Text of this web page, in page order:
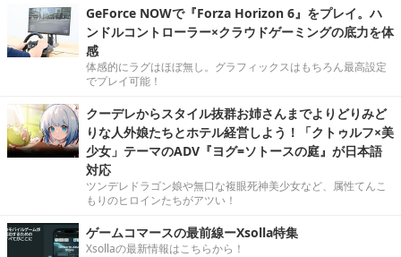
GeForce NOWで『Forza Horizon 6』をプレイ。ハ
ンドルコントローラー×クラウドゲーミングの底力を体
感
体感的にラグはほぼ無し。グラフィックスはもちろん最高設定
でプレイ可能！
クーデレからスタイル抜群お姉さんまでよりどりみど
りな人外娘たちとホテル経営しよう！「クトゥルフ×美
少女」テーマのADV『ヨグ=ソトースの庭』が日本語
対応
ツンデレドラゴン娘や無口な複眼死神美少女など、属性てんこ
もりのヒロインたちがアツい！
ゲームコマースの最前線ーXsolla特集
Xsollaの最新情報はこちらから！